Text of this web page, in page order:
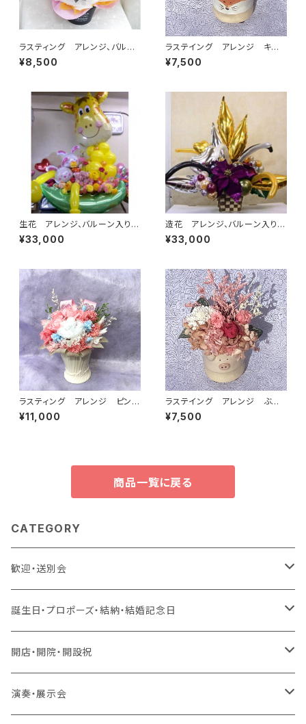
ラスティング アレンジ、バルー
ン ウオームカラー
¥8,500
ラステイング アレンジ キツ
ネ器 ２
¥7,500
生花 アレンジ、バルーン入り
12
¥33,000
造花 アレンジ、バルーン入り
2
¥33,000
ラスティング アレンジ ピンク
系
¥11,000
ラステイング アレンジ ぶた
器
¥7,500
商品一覧に戻る
CATEGORY
歓迎・送別会
生花 アレンジ、花束、バルーン
生花 アレンジ、バルーン
生花 アレンジ
造花 アレンジ、花束、バルーン
ラスティング 花束、枯れない花
誕生日・プロポーズ・結納・結婚記念日
生花 アレンジ、花束、バルーン
生花 アレンジ、バルーン
造花 アレンジ、花束、バルーン
開店・開院・開設祝
生花 アレンジ、花束、バルーン
演奏・展示会